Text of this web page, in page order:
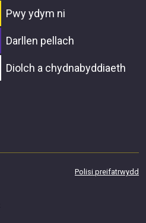
Pwy ydym ni
Darllen pellach
Diolch a chydnabyddiaeth
Polisi preifatrwydd